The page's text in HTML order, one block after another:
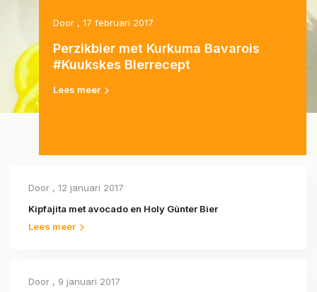
Door , 17 februari 2017
Perzikbier met Kurkuma Bavarois
#Kuukskes Bierrecept
Lees meer
Door , 12 januari 2017
Kipfajita met avocado en Holy Gùnter Bier
Lees meer
Door , 9 januari 2017